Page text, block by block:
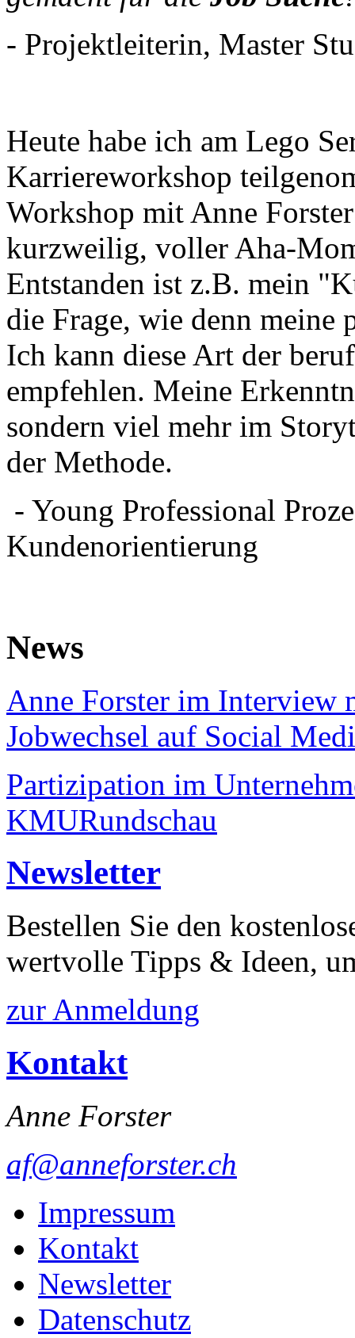
- Projektleiterin, Master
Heute habe ich am Lego
Karriereworkshop
Workshop mit Anne
kurzweilig, voller Aha-
Entstanden ist z.B. mein
die Frage, wie denn meine
Ich kann diese Art der
empfehlen. Meine
sondern viel mehr im
der Methode.
- Young Professional
Kundenorientierung
News
Anne Forster im Interview
Jobwechsel auf Social
Partizipation im
KMURundschau
Newsletter
Bestellen Sie den
wertvolle Tipps & Ideen,
zur Anmeldung
Kontakt
Anne Forster
af@anneforster.ch
Impressum
Kontakt
Newsletter
Datenschutz